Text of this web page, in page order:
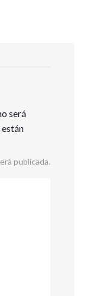
será
publicada.